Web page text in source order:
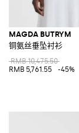
MAGDA BUTRYM
铜氨丝垂坠衬衫
RMB 10,475.50
RMB 5,761.55
-45%